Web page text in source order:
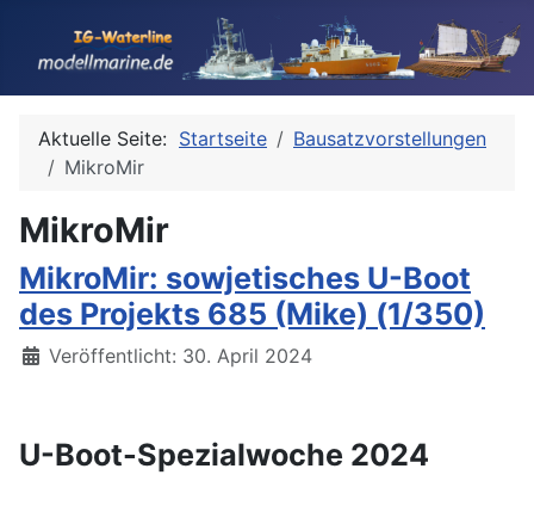
Aktuelle Seite: Startseite
Bausatzvorstellungen
MikroMir
MikroMir
MikroMir: sowjetisches U-Boot
des Projekts 685 (Mike) (1/350)
Details
Veröffentlicht: 30. April 2024
U-Boot-Spezialwoche 2024